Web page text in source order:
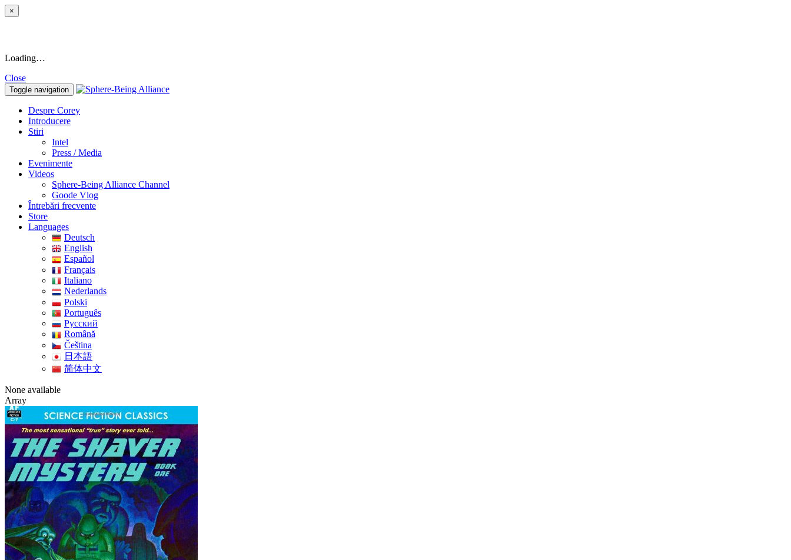
×
Loading…
Close
Toggle navigation
Despre Corey
Introducere
Stiri
Intel
Press / Media
Evenimente
Videos
Sphere-Being Alliance Channel
Goode Vlog
Întrebări frecvente
Store
Languages
Deutsch
English
Español
Français
Italiano
Nederlands
Polski
Português
Pусский
Română
Čeština
日本語
简体中文
None available
Array